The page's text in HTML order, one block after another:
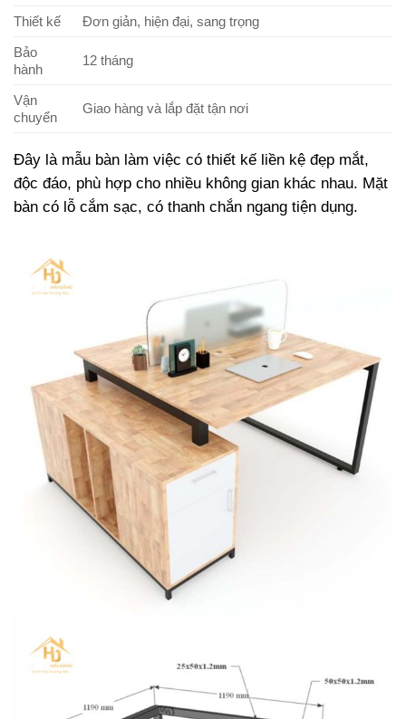
Thiết kế
Đơn giản, hiện đại, sang trọng
Bảo
hành
12 tháng
Vận
chuyển
Giao hàng và lắp đặt tận nơi
Đây là mẫu bàn làm việc có thiết kế liền kệ đẹp mắt,
độc đáo, phù hợp cho nhiều không gian khác nhau. Mặt
bàn có lỗ cắm sạc, có thanh chắn ngang tiện dụng.